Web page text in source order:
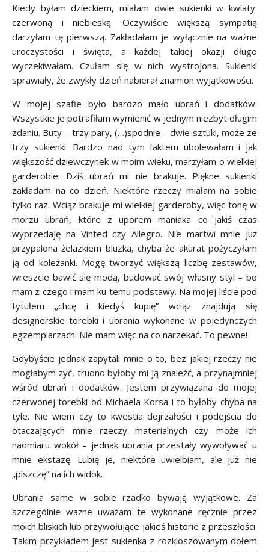
Kiedy byłam dzieckiem, miałam dwie sukienki w kwiaty:
czerwoną i niebieską. Oczywiście większą sympatią
darzyłam tę pierwszą. Zakładałam je wyłącznie na ważne
uroczystości i święta, a każdej takiej okazji długo
wyczekiwałam. Czułam się w nich wystrojona. Sukienki
sprawiały, że zwykły dzień nabierał znamion wyjątkowości.
W mojej szafie było bardzo mało ubrań i dodatków.
Wszystkie je potrafiłam wymienić w jednym niezbyt długim
zdaniu. Buty – trzy pary, (…)spodnie – dwie sztuki, może ze
trzy sukienki. Bardzo nad tym faktem ubolewałam i jak
większość dziewczynek w moim wieku, marzyłam o wielkiej
garderobie. Dziś ubrań mi nie brakuje. Piękne sukienki
zakładam na co dzień. Niektóre rzeczy miałam na sobie
tylko raz. Wciąż brakuje mi wielkiej garderoby, więc tonę w
morzu ubrań, które z uporem maniaka co jakiś czas
wyprzedaję na Vinted czy Allegro. Nie martwi mnie już
przypalona żelazkiem bluzka, chyba że akurat pożyczyłam
ją od koleżanki. Mogę tworzyć większą liczbę zestawów,
wreszcie bawić się modą, budować swój własny styl – bo
mam z czego i mam ku temu podstawy. Na mojej liście pod
tytułem „chcę i kiedyś kupię” wciąż znajdują się
designerskie torebki i ubrania wykonane w pojedynczych
egzemplarzach. Nie mam więc na co narzekać. To pewne!
Gdybyście jednak zapytali mnie o to, bez jakiej rzeczy nie
mogłabym żyć, trudno byłoby mi ją znaleźć, a przynajmniej
wśród ubrań i dodatków. Jestem przywiązana do mojej
czerwonej torebki od Michaela Korsa i to byłoby chyba na
tyle. Nie wiem czy to kwestia dojrzałości i podejścia do
otaczających mnie rzeczy materialnych czy może ich
nadmiaru wokół – jednak ubrania przestały wywoływać u
mnie ekstazę. Lubię je, niektóre uwielbiam, ale już nie
„piszczę” na ich widok.
Ubrania same w sobie rzadko bywają wyjątkowe. Za
szczególnie ważne uważam te wykonane ręcznie przez
moich bliskich lub przywołujące jakieś historie z przeszłości.
Takim przykładem jest sukienka z rozkloszowanym dołem